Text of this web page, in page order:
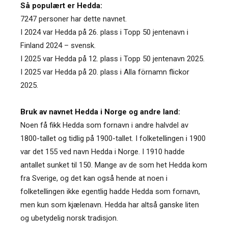
Så populært er Hedda:
7247 personer har dette navnet.
I 2024 var Hedda på 26. plass i Topp 50 jentenavn i
Finland 2024 – svensk.
I 2025 var Hedda på 12. plass i Topp 50 jentenavn 2025.
I 2025 var Hedda på 20. plass i Alla förnamn flickor
2025.
Bruk av navnet Hedda i Norge og andre land:
Noen få fikk Hedda som fornavn i andre halvdel av
1800-tallet og tidlig på 1900-tallet. I folketellingen i 1900
var det 155 ved navn Hedda i Norge. I 1910 hadde
antallet sunket til 150. Mange av de som het Hedda kom
fra Sverige, og det kan også hende at noen i
folketellingen ikke egentlig hadde Hedda som fornavn,
men kun som kjælenavn. Hedda har altså ganske liten
og ubetydelig norsk tradisjon.